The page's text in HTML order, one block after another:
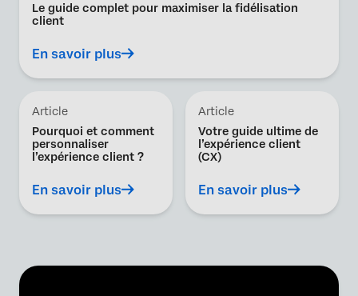
Le guide complet pour maximiser la fidélisation
client
En savoir plus
Article
Pourquoi et comment
personnaliser
l’expérience client ?
En savoir plus
Article
Votre guide ultime de
l’expérience client
(CX)
En savoir plus